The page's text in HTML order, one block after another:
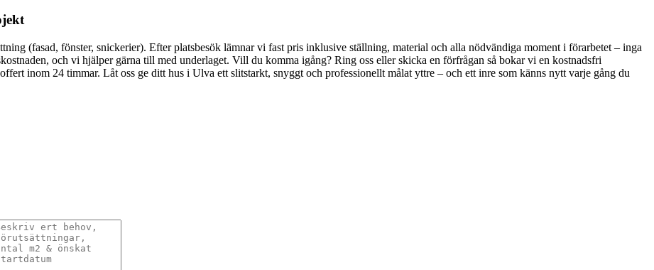
(fasad, fönster, snickerier). Efter platsbesök lämnar vi fast pris inklusive ställning, material och alla nödvändiga moment i förarbetet – inga
och vi hjälper gärna till med underlaget. Vill du komma igång? Ring oss eller skicka en förfrågan så bokar vi en kostnadsfri
inom 24 timmar. Låt oss ge ditt hus i Ulva ett slitstarkt, snyggt och professionellt målat yttre – och ett inre som känns nytt varje gång du